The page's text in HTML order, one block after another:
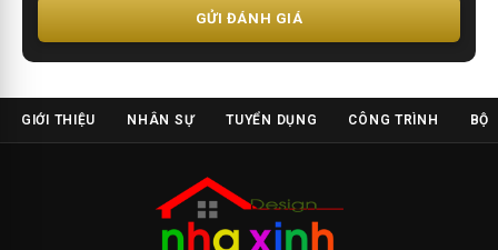
GỬI ĐÁNH GIÁ
GIỚI THIỆU NHÂN SỰ TUYỂN DỤNG CÔNG TRÌNH BỘ